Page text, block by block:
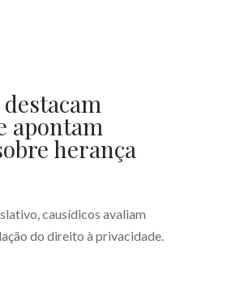
apontam
herança
causídicos avaliam
do direito à privacidade.